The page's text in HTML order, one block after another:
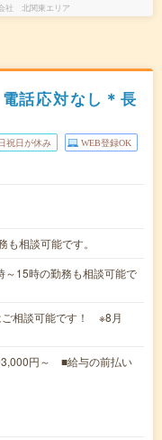
社 北関東エリア
話応対なし＊長
祝日が休み WEB登録OK
相談可能です。
15時の勤務も相談可能で
相談可能です！ ※8月
円～ ■給与の前払い